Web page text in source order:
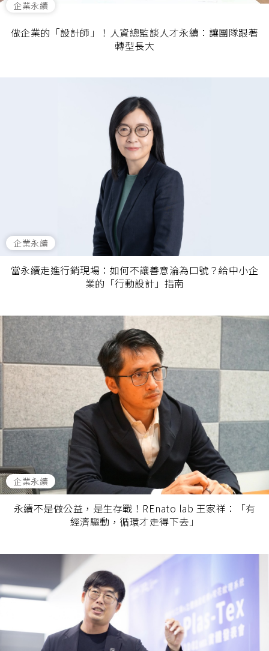
企業永續
做企業的「設計師」！人資總監談人才永續：讓團隊跟著
轉型長大
企業永續
當永續走進行銷現場：如何不讓善意淪為口號？給中小企
業的「行動設計」指南
企業永續
永續不是做公益，是生存戰！REnato lab 王家祥：「有
經濟驅動，循環才走得下去」